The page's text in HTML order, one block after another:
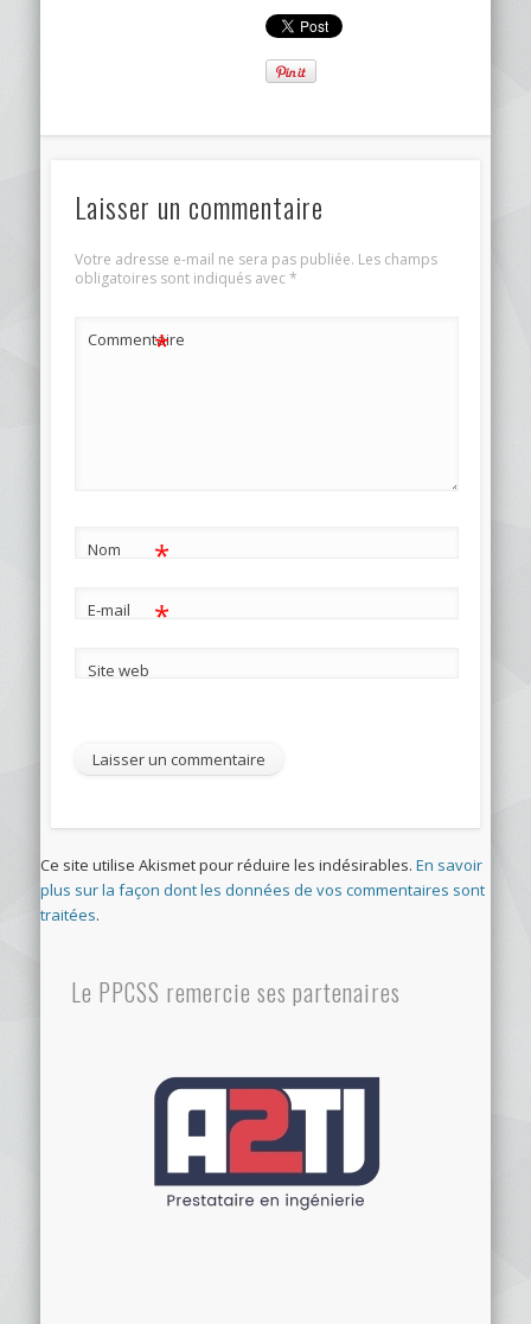
Laisser un commentaire
Votre adresse e-mail ne sera pas publiée. Les champs
obligatoires sont indiqués avec*
Commentaire
*
Nom *
E-mail *
Site web
Ce site utilise Akismet pour réduire les indésirables. En savoir
plus sur la façon dont les données de vos commentaires sont
traitées.
Le PPCSS remercie ses partenaires